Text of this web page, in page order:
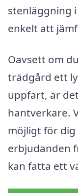
stenläggning
enkelt att
Oavsett om
trädgård ett
uppfart, är
hantverkare.
möjligt för
erbjudanden
kan fatta ett